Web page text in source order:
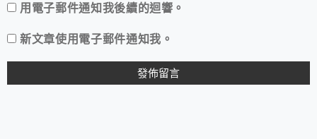
用電子郵件通知我後續的迴響。
新文章使用電子郵件通知我。